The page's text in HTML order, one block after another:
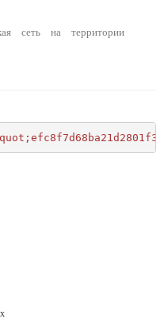
сеть на территории